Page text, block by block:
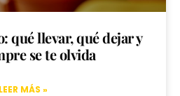
qué llevar, qué dejar y
se te olvida
LEER MÁS »